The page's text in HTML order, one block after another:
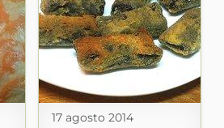
17 agosto 2014